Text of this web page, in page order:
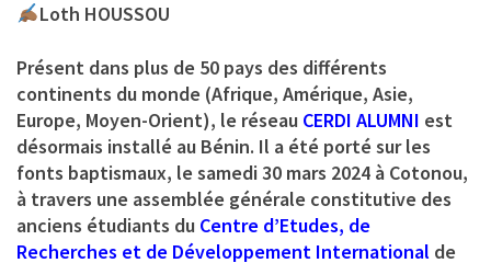
Loth HOUSSOU
Présent dans plus de 50 pays des différents
continents du monde (Afrique, Amérique, Asie,
Europe, Moyen-Orient), le réseau CERDI ALUMNI est
désormais installé au Bénin. Il a été porté sur les
fonts baptismaux, le samedi 30 mars 2024 à Cotonou,
à travers une assemblée générale constitutive des
anciens étudiants du Centre d’Etudes, de
Recherches et de Développement International de